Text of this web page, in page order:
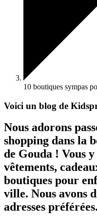
10 boutiques sympas
Voici un blog de
Nous adorons
shopping dans la
de Gouda ! Vous
vêtements,
boutiques pour
ville. Nous avons
adresses